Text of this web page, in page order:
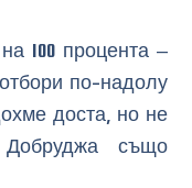
100 процента –
по-надолу
доста, но не
също